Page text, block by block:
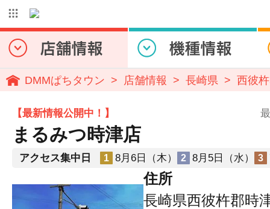
DMMぱちタウン 店舗情報 長崎県 西彼
【最新情報公開中！】
まるみつ時津店
アクセス集中日 1 8月6日（木） 2 8月5日（水） 3
住所
長崎県西彼杵郡時